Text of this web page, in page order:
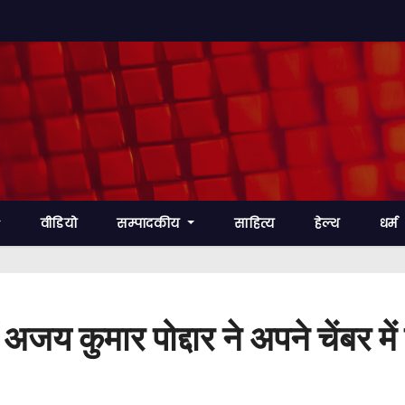
वीडियो सम्पादकीय साहित्य हेल्थ धर्म
कुमार पोद्दार ने अपने चेंबर